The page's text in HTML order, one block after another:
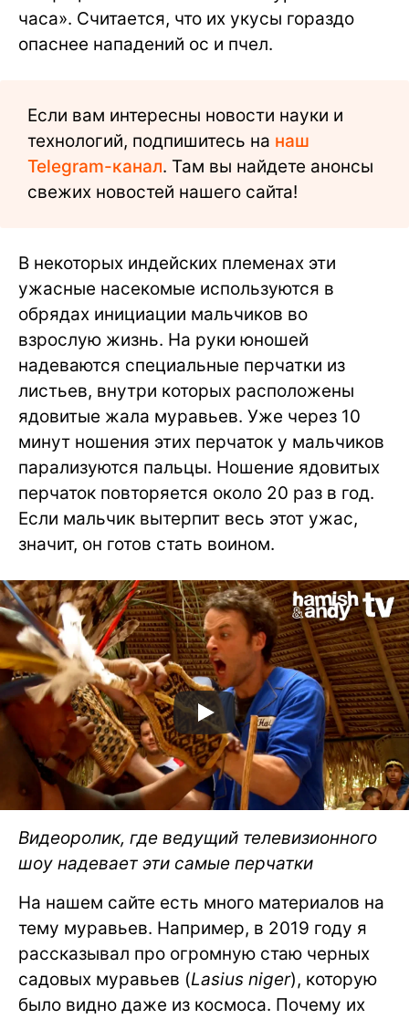
часа». Считается, что их укусы гораздо
опаснее нападений ос и пчел.
Если вам интересны новости науки и
технологий, подпишитесь на наш
Telegram-канал. Там вы найдете анонсы
свежих новостей нашего сайта!
В некоторых индейских племенах эти
ужасные насекомые используются в
обрядах инициации мальчиков во
взрослую жизнь. На руки юношей
надеваются специальные перчатки из
листьев, внутри которых расположены
ядовитые жала муравьев. Уже через 10
минут ношения этих перчаток у мальчиков
парализуются пальцы. Ношение ядовитых
перчаток повторяется около 20 раз в год.
Если мальчик вытерпит весь этот ужас,
значит, он готов стать воином.
Видеоролик, где ведущий телевизионного
шоу надевает эти самые перчатки
На нашем сайте есть много материалов на
тему муравьев. Например, в 2019 году я
рассказывал про огромную стаю черных
садовых муравьев (Lasius niger), которую
было видно даже из космоса. Почему их